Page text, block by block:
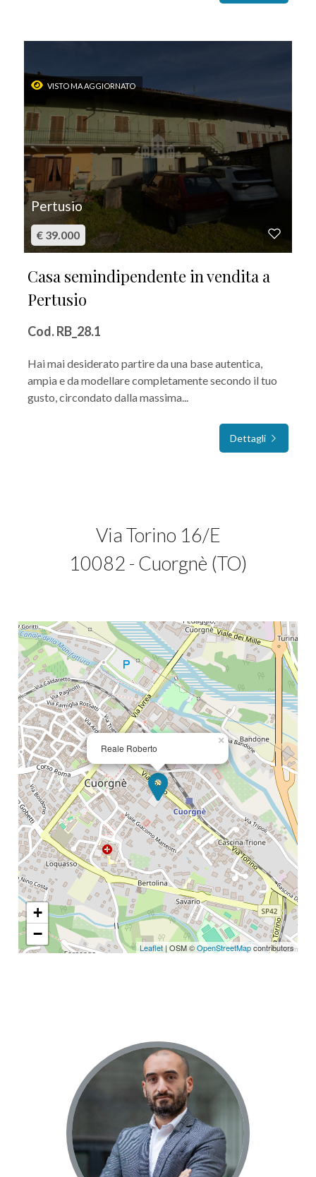
VISTO MA AGGIORNATO
Pertusio
€ 39.000
Casa semindipendente in vendita a
Pertusio
Cod. RB_28.1
Hai mai desiderato partire da una base autentica,
ampia e da modellare completamente secondo il tuo
gusto, circondato dalla massima...
Dettagli
Via Torino 16/E
10082 - Cuorgnè (TO)
Reale Roberto
×
+
−
Leaflet| OSM ©OpenStreetMapcontributors
Balcone/Terrazzo
Ascensore
Arredato
Nuova costruzione
Lusso